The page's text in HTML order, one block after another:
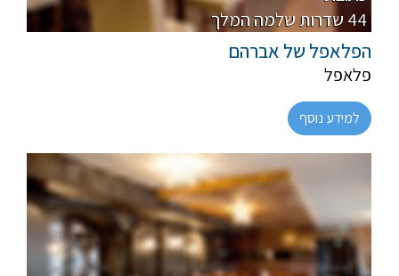
44 שדרות שלמה המלך
הפלאפל של אברהם
פלאפל
למידע נוסף